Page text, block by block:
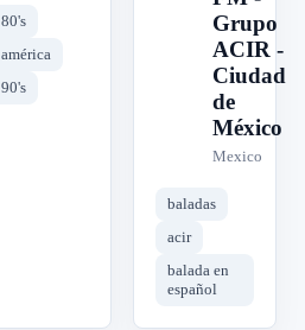
80's
américa
90's
Grupo
ACIR -
Ciudad
de
México
Mexico
baladas
acir
balada en
español